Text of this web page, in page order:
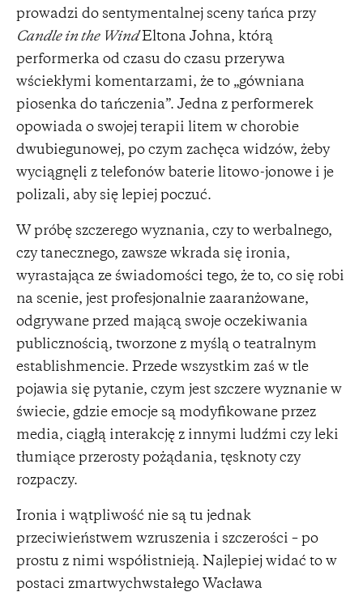
prowadzi do sentymentalnej sceny tańca przy
Candle in the WindEltona Johna, którą
performerka od czasu do czasu przerywa
wściekłymi komentarzami, że to „gówniana
piosenka do tańczenia”. Jedna z performerek
opowiada o swojej terapii litem w chorobie
dwubiegunowej, po czym zachęca widzów, żeby
wyciągnęli z telefonów baterie litowo-jonowe i je
polizali, aby się lepiej poczuć.
W próbę szczerego wyznania, czy to werbalnego,
czy tanecznego, zawsze wkrada się ironia,
wyrastająca ze świadomości tego, że to, co się robi
na scenie, jest profesjonalnie zaaranżowane,
odgrywane przed mającą swoje oczekiwania
publicznością, tworzone z myślą o teatralnym
establishmencie. Przede wszystkim zaś w tle
pojawia się pytanie, czym jest szczere wyznanie w
świecie, gdzie emocje są modyfikowane przez
media, ciągłą interakcję z innymi ludźmi czy leki
tłumiące przerosty pożądania, tęsknoty czy
rozpaczy.
Ironia i wątpliwość nie są tu jednak
przeciwieństwem wzruszenia i szczerości – po
prostu z nimi współistnieją. Najlepiej widać to w
postaci zmartwychwstałego Wacława